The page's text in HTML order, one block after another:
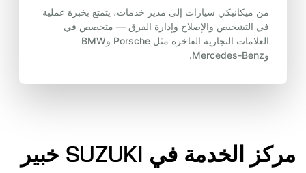
من ميكانيكي سيارات إلى مدير خدمات، يتمتع بخبرة عملية
في التشخيص والإصلاح وإدارة الفرق — متخصص في
العلامات التجارية الفاخرة مثل Porsche وBMW
وMercedes-Benz.
SUZUKI